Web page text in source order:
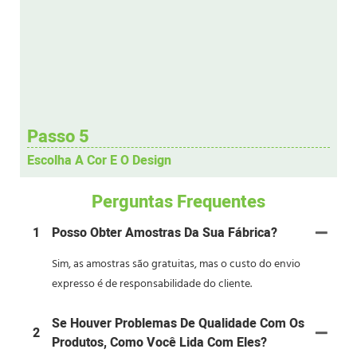
Passo 5
Escolha A Cor E O Design
Perguntas Frequentes
1 Posso Obter Amostras Da Sua Fábrica?
Sim, as amostras são gratuitas, mas o custo do envio
expresso é de responsabilidade do cliente.
2
Se Houver Problemas De Qualidade Com Os
Produtos, Como Você Lida Com Eles?